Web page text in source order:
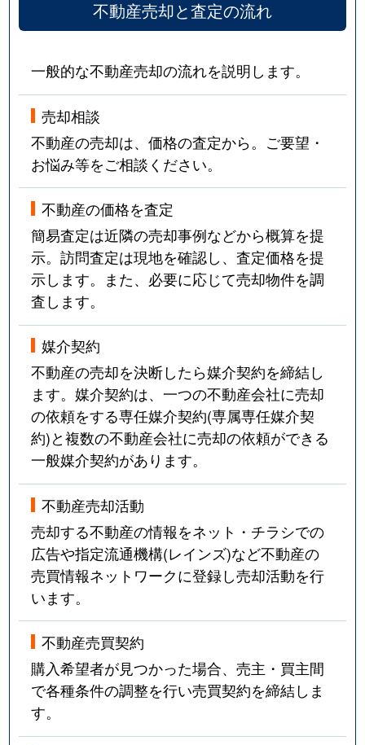
不動産売却と査定の流れ
一般的な不動産売却の流れを説明します。
売却相談
不動産の売却は、価格の査定から。ご要望・
お悩み等をご相談ください。
不動産の価格を査定
簡易査定は近隣の売却事例などから概算を提
示。訪問査定は現地を確認し、査定価格を提
示します。また、必要に応じて売却物件を調
査します。
媒介契約
不動産の売却を決断したら媒介契約を締結し
ます。媒介契約は、一つの不動産会社に売却
の依頼をする専任媒介契約(専属専任媒介契
約)と複数の不動産会社に売却の依頼ができる
一般媒介契約があります。
不動産売却活動
売却する不動産の情報をネット・チラシでの
広告や指定流通機構(レインズ)など不動産の
売買情報ネットワークに登録し売却活動を行
います。
不動産売買契約
購入希望者が見つかった場合、売主・買主間
で各種条件の調整を行い売買契約を締結しま
す。